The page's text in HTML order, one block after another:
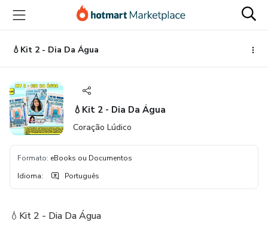
para
conteúdo
principal
para
pagamento
para
rodapé💧Kit 2 - Dia Da Água
💧Kit 2 - Dia Da Água
Coração Lúdico
Formato: eBooks ou Documentos
Idioma: Português
💧Kit 2 - Dia Da Água